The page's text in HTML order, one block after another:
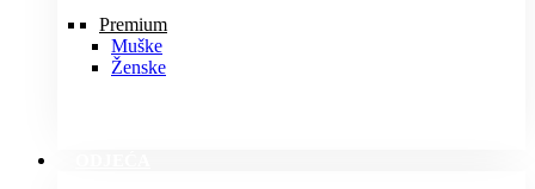
Premium
Muške
Ženske